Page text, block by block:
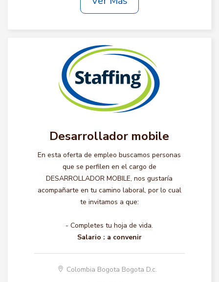
Desarrollador mobile
En esta oferta de empleo buscamos personas
que se perfilen en el cargo de
DESARROLLADOR MOBILE, nos gustaría
acompañarte en tu camino laboral, por lo cual
te invitamos a que:
- Completes tu hoja de vida.
Salario : a convenir
Colombia Bogota Bogota D.c.